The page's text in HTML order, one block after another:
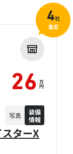
ターX
26 万
円
写真
装備
情報
4社
査定